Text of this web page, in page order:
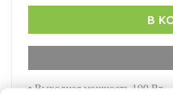
В
• Выходная мощность 100 Вт